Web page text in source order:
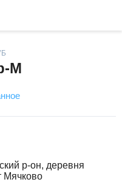
М
р-он, деревня
Мячково